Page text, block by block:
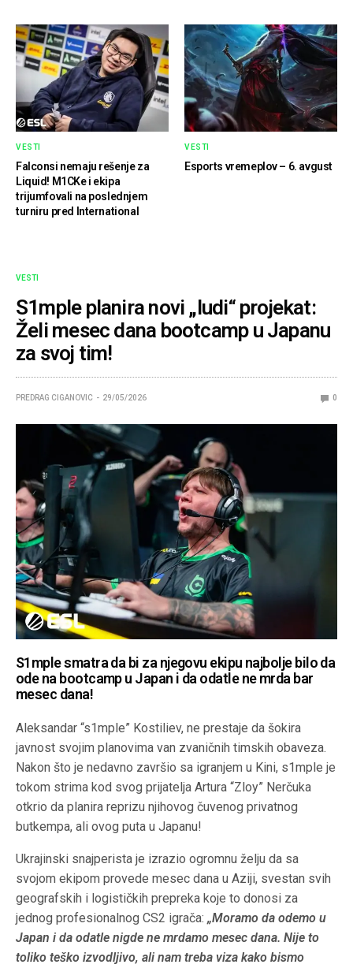
VESTI
Falconsi nemaju rešenje za
Liquid! M1CKe i ekipa
trijumfovali na poslednjem
turniru pred International
VESTI
Esports vremeplov – 6. avgust
VESTI
S1mple planira novi „ludi“ projekat:
Želi mesec dana bootcamp u Japanu
za svoj tim!
PREDRAG CIGANOVIC 29/05/2026 0
S1mple smatra da bi za njegovu ekipu najbolje bilo da
ode na bootcamp u Japan i da odatle ne mrda bar
mesec dana!
Aleksandar “s1mple” Kostiliev, ne prestaje da šokira
javnost svojim planovima van zvaničnih timskih obaveza.
Nakon što je nedavno završio sa igranjem u Kini, s1mple je
tokom strima kod svog prijatelja Artura “Zloy” Nerčuka
otkrio da planira reprizu njihovog čuvenog privatnog
butkempa, ali ovog puta u Japanu!
Ukrajinski snajperista je izrazio ogromnu želju da sa
svojom ekipom provede mesec dana u Aziji, svestan svih
geografskih i logističkih prepreka koje to donosi za
jednog profesionalnog CS2 igrača:„Moramo da odemo u
Japan i da odatle nigde ne mrdamo mesec dana. Nije to
toliko teško izvodljivo, ali nam treba viza kako bismo